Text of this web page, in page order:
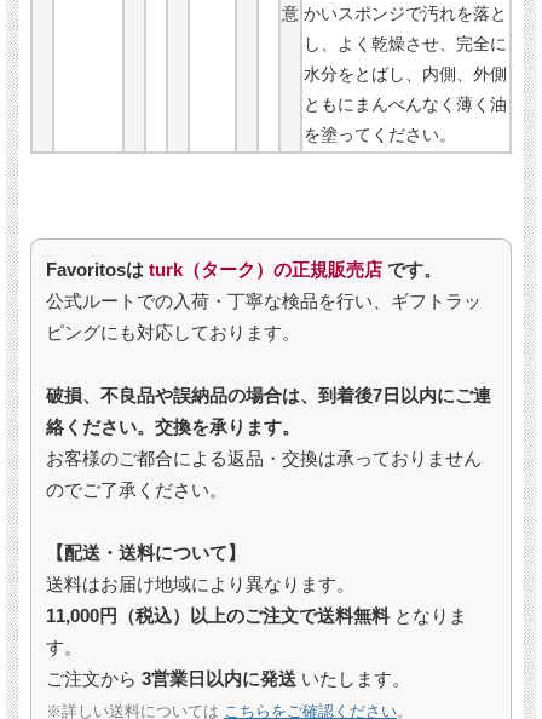
意 かいスポンジで汚れを落と
し、よく乾燥させ、完全に
水分をとばし、内側、外側
ともにまんべんなく薄く油
を塗ってください。
Favoritosは turk（ターク）の正規販売店 です。
公式ルートでの入荷・丁寧な検品を行い、ギフトラッ
ピングにも対応しております。
破損、不良品や誤納品の場合は、到着後7日以内にご連
絡ください。交換を承ります。
お客様のご都合による返品・交換は承っておりません
のでご了承ください。
【配送・送料について】
送料はお届け地域により異なります。
11,000円（税込）以上のご注文で送料無料 となりま
す。
ご注文から 3営業日以内に発送 いたします。
※詳しい送料については こちらをご確認ください。